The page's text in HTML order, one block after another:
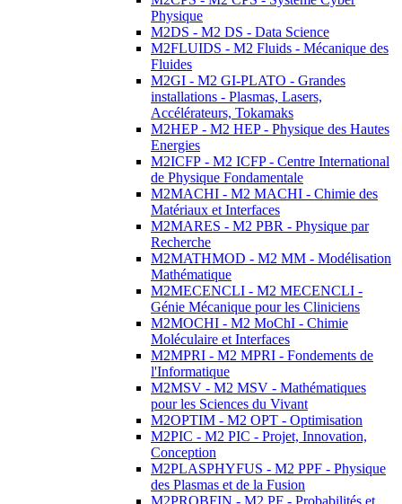
Physique
M2DS - M2 DS - Data Science
M2FLUIDS - M2 Fluids - Mécanique des
Fluides
M2GI - M2 GI-PLATO - Grandes
installations - Plasmas, Lasers,
Accélérateurs, Tokamaks
M2HEP - M2 HEP - Physique des Hautes
Energies
M2ICFP - M2 ICFP - Centre International
de Physique Fondamentale
M2MACHI - M2 MACHI - Chimie des
Matériaux et Interfaces
M2MARES - M2 PBR - Physique par
Recherche
M2MATHMOD - M2 MM - Modélisation
Mathématique
M2MECENCLI - M2 MECENCLI -
Génie Mécanique pour les Cliniciens
M2MOCHI - M2 MoChI - Chimie
Moléculaire et Interfaces
M2MPRI - M2 MPRI - Fondements de
l'Informatique
M2MSV - M2 MSV - Mathématiques
pour les Sciences du Vivant
M2OPTIM - M2 OPT - Optimisation
M2PIC - M2 PIC - Projet, Innovation,
Conception
M2PLASPHYFUS - M2 PPF - Physique
des Plasmas et de la Fusion
M2PROBFIN - M2 PF - Probabilités et